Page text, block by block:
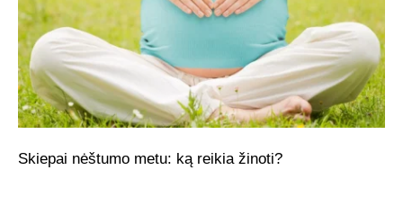
Skiepai nėštumo metu: ką reikia žinoti?